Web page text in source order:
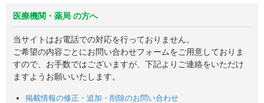
医療機関・薬局 の方へ
当サイトはお電話での対応を行っておりません。
ご希望の内容ごとにお問い合わせフォームをご用意しておりま
すので、お手数ではございますが、下記よりご連絡をいただけ
ますようお願いいたします。
掲載情報の修正・追加・削除のお問い合わせ